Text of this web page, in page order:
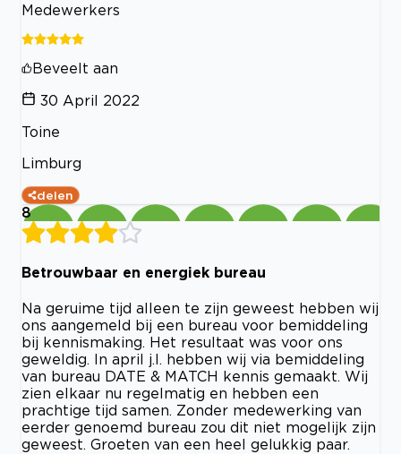
Medewerkers
Beveelt aan
30 April 2022
Toine
Limburg
delen
8
Betrouwbaar en energiek bureau
Na geruime tijd alleen te zijn geweest hebben wij
ons aangemeld bij een bureau voor bemiddeling
bij kennismaking. Het resultaat was voor ons
geweldig. In april j.l. hebben wij via bemiddeling
van bureau DATE & MATCH kennis gemaakt. Wij
zien elkaar nu regelmatig en hebben een
prachtige tijd samen. Zonder medewerking van
eerder genoemd bureau zou dit niet mogelijk zijn
geweest. Groeten van een heel gelukkig paar.